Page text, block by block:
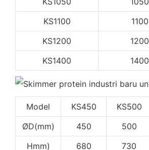
KS1100
1100
KS1200
1200
KS1400
1400
Model KS450 KS500
ØD(mm)
450 500
Hmm)
680 730